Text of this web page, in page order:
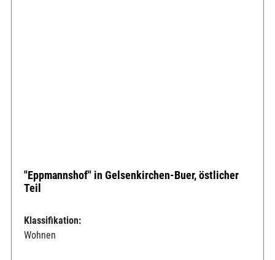
"Eppmannshof" in Gelsenkirchen-Buer, östlicher
Teil
Klassifikation:
Wohnen